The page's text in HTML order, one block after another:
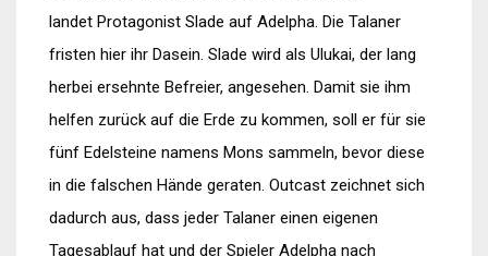
landet Protagonist Slade auf Adelpha. Die Talaner
fristen hier ihr Dasein. Slade wird als Ulukai, der lang
herbei ersehnte Befreier, angesehen. Damit sie ihm
helfen zurück auf die Erde zu kommen, soll er für sie
fünf Edelsteine namens Mons sammeln, bevor diese
in die falschen Hände geraten. Outcast zeichnet sich
dadurch aus, dass jeder Talaner einen eigenen
Tagesablauf hat und der Spieler Adelpha nach